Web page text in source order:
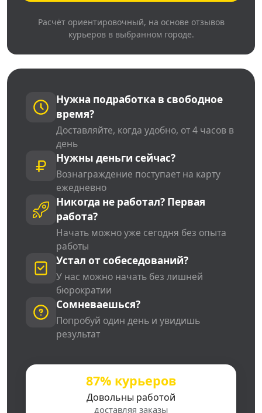
Расчёт ориентировочный, на основе отзывов
курьеров в выбранном городе.
Нужна подработка в свободное
время?
Доставляйте, когда удобно, от 4 часов в
день
Нужны деньги сейчас?
Вознаграждение поступает на карту
ежедневно
Никогда не работал? Первая
работа?
Начать можно уже сегодня без опыта
работы
Устал от собеседований?
У нас можно начать без лишней
бюрократии
Сомневаешься?
Попробуй один день и увидишь
результат
87% курьеров
Довольны работой
доставляя заказы